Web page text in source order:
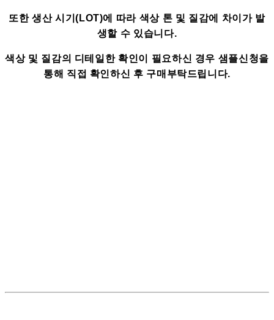
또한 생산 시기(LOT)에 따라 색상 톤 및 질감에 차이가 발
생할 수 있습니다.
색상 및 질감의 디테일한 확인이 필요하신 경우 샘플신청을
통해 직접 확인하신 후 구매부탁드립니다.